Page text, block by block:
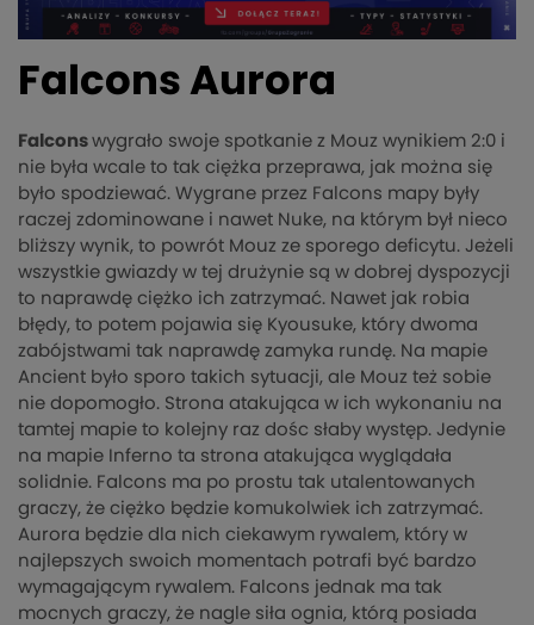
Falcons Aurora
Falcons wygrało swoje spotkanie z Mouz wynikiem 2:0 i
nie była wcale to tak ciężka przeprawa, jak można się
było spodziewać. Wygrane przez Falcons mapy były
raczej zdominowane i nawet Nuke, na którym był nieco
bliższy wynik, to powrót Mouz ze sporego deficytu. Jeżeli
wszystkie gwiazdy w tej drużynie są w dobrej dyspozycji
to naprawdę ciężko ich zatrzymać. Nawet jak robia
błędy, to potem pojawia się Kyousuke, który dwoma
zabójstwami tak naprawdę zamyka rundę. Na mapie
Ancient było sporo takich sytuacji, ale Mouz też sobie
nie dopomogło. Strona atakująca w ich wykonaniu na
tamtej mapie to kolejny raz dośc słaby występ. Jedynie
na mapie Inferno ta strona atakująca wyglądała
solidnie. Falcons ma po prostu tak utalentowanych
graczy, że ciężko będzie komukolwiek ich zatrzymać.
Aurora będzie dla nich ciekawym rywalem, który w
najlepszych swoich momentach potrafi być bardzo
wymagającym rywalem. Falcons jednak ma tak
mocnych graczy, że nagle siła ognia, którą posiada